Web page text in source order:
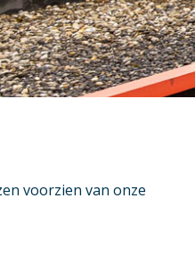
voorzien van onze